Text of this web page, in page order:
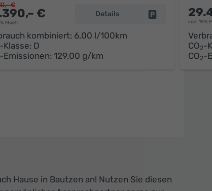
€
MwSt.
€
Details Fahrzeug parken
kombiniert: 6,00 l/100km
-Klasse: D
-Emissionen: 129,00 g/km
incl. 19%
CO2-
CO2-
Hause in Bautzen an! Nutzen Sie diesen